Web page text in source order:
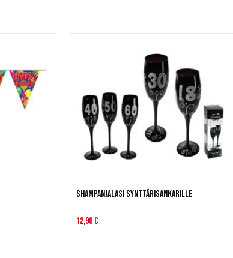
Shampanjalasi synttärisankarille
12,90 €